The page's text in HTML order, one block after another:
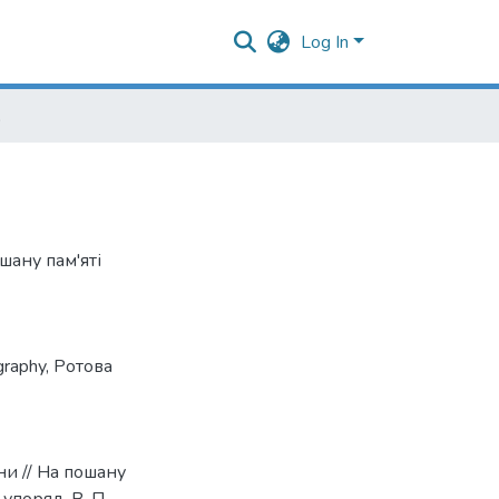
Log In
пам'яті
, Ротова
// На пошану